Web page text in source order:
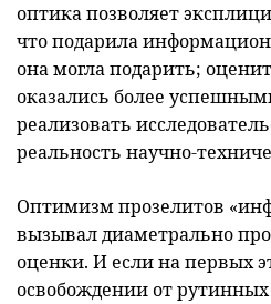
оптика позволяет
что подарила
она могла подарить;
оказались более
реализовать
реальность научно-
Оптимизм прозелитов
вызывал диаметрально
оценки. И если на первых
освобождении от